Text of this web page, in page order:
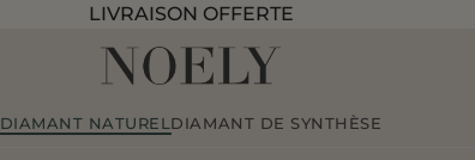
LIVRAISON OFFERTE
DIAMANT NATUREL DIAMANT DE SYNTHÈSE